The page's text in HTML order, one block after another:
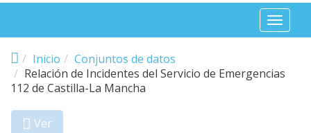
Toggle
Inicio
Conjuntos de datos
Relación de Incidentes del Servicio de Emergencias
112 de Castilla-La Mancha
Ver